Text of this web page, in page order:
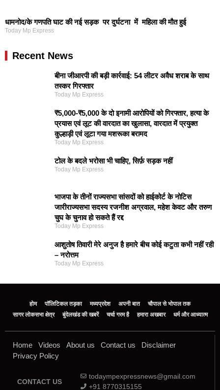
धामनोद/के गणपति घाट की नई सड़क पर दुर्घटना में महिला की मौत हुई
Today Mp Express
Recent News
बीना जीआरपी की बड़ी कार्रवाई: 54 लीटर अवैध शराब के साथ
तस्कर गिरफ्तार
Today Mp Express
₹5,000-₹5,000 के दो इनामी आरोपियों को गिरफ्तार, हत्या के
प्रयास एवं लूट की वारदात का खुलासा, वारदात में प्रयुक्त
कुल्हाड़ी एवं लूटा गया मशरूका बरामद
Today Mp Express
टोल के बदले भरोसा भी चाहिए, सिर्फ़ सड़क नहीं
Today Mp Express
भाजपा के तीनों राज्यसभा सांसदों को हाईकोर्ट के नोटिस
जारीराज्यसभा सदस्य रजनीश अग्रवाल, महेश केवट और तरुण
चुघ के चुनाव हो सकते हैं रद्द
Today Mp Express
आशुतोष तिवारी मेरे अनुज है हमारे बीच कोई कटुता कभी नहीं रही
– नरोत्तम
Today Mp Express
होम पॉलिटिकल तड़का मध्यप्रदेश अपनी बात
चौपाल से भोपाल तक
सागर लोकसभा क्षेत्र
बुंदेलखंड की खबरें चर्चा गरम है हमारा अखबार धर्म और आध्यात्म
Home Videos About us Contact us
Disclaimer
Privacy Policy
CONTACT US
todaympexpressnews@gmail.com
+91 8770315155